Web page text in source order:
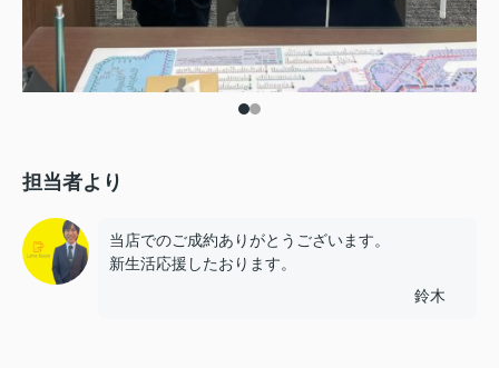
担当者より
当店でのご成約ありがとうございます。
新生活応援したおります。
鈴木